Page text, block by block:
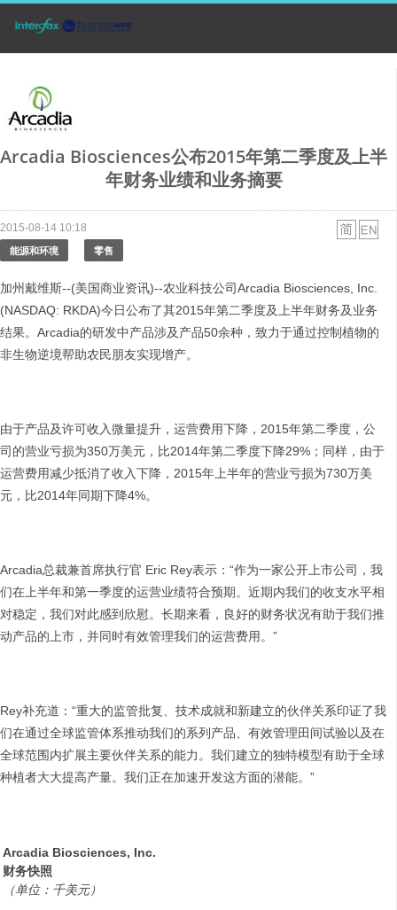
Arcadia Biosciences公布2015年第二季度及上半
年财务业绩和业务摘要
2015-08-14 10:18
能源和环境 零售
加州戴维斯--(美国商业资讯)--农业科技公司Arcadia Biosciences, Inc.
(NASDAQ: RKDA)今日公布了其2015年第二季度及上半年财务及业务
结果。Arcadia的研发中产品涉及产品50余种，致力于通过控制植物的
非生物逆境帮助农民朋友实现增产。
由于产品及许可收入微量提升，运营费用下降，2015年第二季度，公
司的营业亏损为350万美元，比2014年第二季度下降29%；同样，由于
运营费用减少抵消了收入下降，2015年上半年的营业亏损为730万美
元，比2014年同期下降4%。
Arcadia总裁兼首席执行官 Eric Rey表示：“作为一家公开上市公司，我
们在上半年和第一季度的运营业绩符合预期。近期内我们的收支水平相
对稳定，我们对此感到欣慰。长期来看，良好的财务状况有助于我们推
动产品的上市，并同时有效管理我们的运营费用。”
Rey补充道：“重大的监管批复、技术成就和新建立的伙伴关系印证了我
们在通过全球监管体系推动我们的系列产品、有效管理田间试验以及在
全球范围内扩展主要伙伴关系的能力。我们建立的独特模型有助于全球
种植者大大提高产量。我们正在加速开发这方面的潜能。”
Arcadia Biosciences, Inc.
财务快照
（单位：千美元）